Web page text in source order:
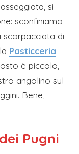
si
sconfiniamo
scorpacciata di
Pasticceria
è piccolo,
angolino sul
Bene,
Pugni